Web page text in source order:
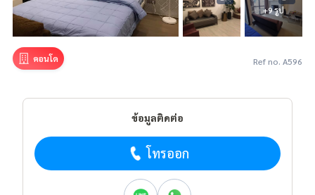
+9 รูป
คอนโด Ref no. A596
ข้อมูลติดต่อ
โทรออก